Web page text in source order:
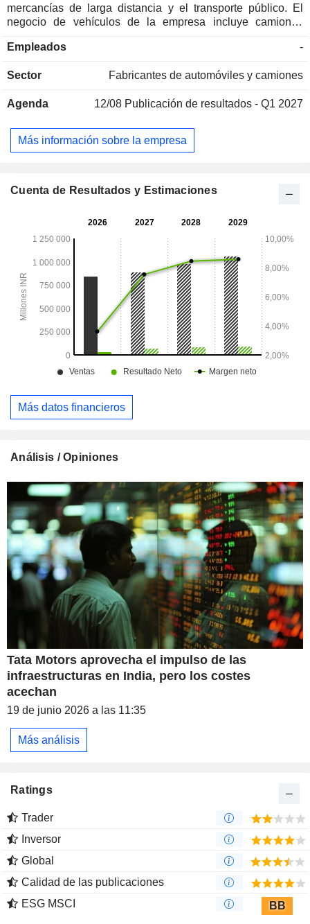
mercancías de larga distancia y el transporte público. El
negocio de vehículos de la empresa incluye camiones
no relacionados con los vehículos incluyen servicios,
cartera de camiones pequeños incluye Tata ACE, Tata Intra
Trucks, Tipper y Tractor. Sus furgonetas incluyen furgonetas
Sus productos complementarios incluyen grupos
electrógenos, ejes y componentes para remolques y
aceite original de Tata Motors y Sampoorna Seva 2.0.
Empleados -
Sector Fabricantes de automóviles y camiones
Agenda 12/08 Publicación de resultados - Q1 2027
Más información sobre la empresa
Cuenta de Resultados y Estimaciones
Más datos financieros
Análisis / Opiniones
Tata Motors aprovecha el impulso de las
infraestructuras en India, pero los costes
acechan
19 de junio 2026 a las 11:35
Más análisis
Ratings
Trader
Inversor
Global
Calidad de las publicaciones
ESG MSCI
BB